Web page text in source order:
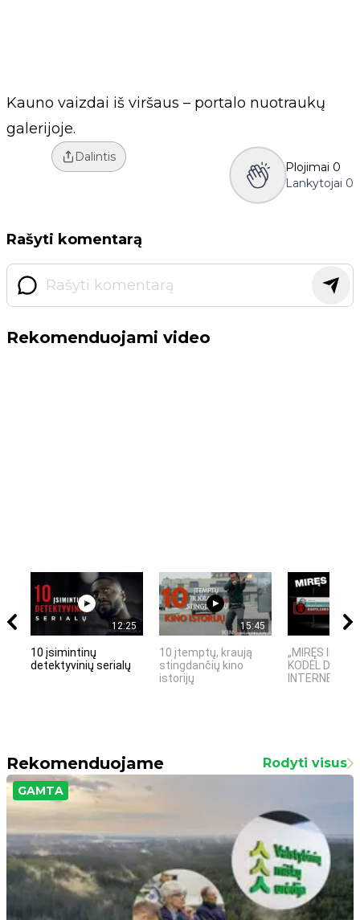
Kauno vaizdai iš viršaus – portalo nuotraukų
galerijoje.
Dalintis
Plojimai 0
Lankytojai 0
Rašyti komentarą
Rekomenduojami video
12:25
10 įsimintinų
detektyvinių serialų
15:45
10 įtemptų, kraują
stingdančių kino
istorijų
„MIRĘS
KODĖL
INTERNETO
Rekomenduojame Rodyti visus
GAMTA